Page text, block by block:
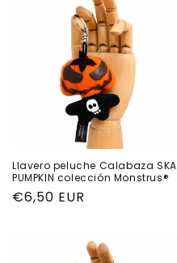
Llavero peluche Calabaza SKA
PUMPKIN colección Monstrus®
Precio
€6,50 EUR